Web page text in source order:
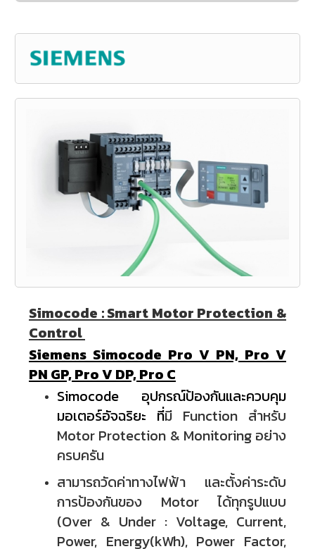
Simocode : Smart Motor Protection &
Control
Siemens Simocode Pro V PN, Pro V
PN GP, Pro V DP, Pro C
Simocode อุปกรณ์ป้องกันและควบคุม
มอเตอร์อัจฉริยะ ที่มี Function สำหรับ
Motor Protection & Monitoring อย่าง
ครบครัน
สามารถวัดค่าทางไฟฟ้า และตั้งค่าระดับ
การป้องกันของ Motor ได้ทุกรูปแบบ
(Over & Under : Voltage, Current,
Power, Energy(kWh), Power Factor,